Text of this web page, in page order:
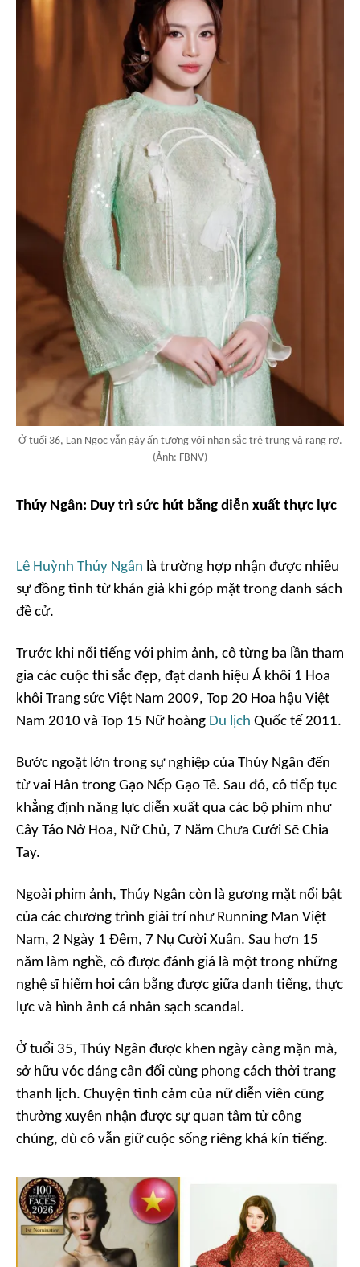
Ở tuổi 36, Lan Ngọc vẫn gây ấn tượng với nhan sắc trẻ trung và rạng rỡ.
(Ảnh: FBNV)
Thúy Ngân: Duy trì sức hút bằng diễn xuất thực lực
Lê Huỳnh Thúy Ngân là trường hợp nhận được nhiều
sự đồng tình từ khán giả khi góp mặt trong danh sách
đề cử.
Trước khi nổi tiếng với phim ảnh, cô từng ba lần tham
gia các cuộc thi sắc đẹp, đạt danh hiệu Á khôi 1 Hoa
khôi Trang sức Việt Nam 2009, Top 20 Hoa hậu Việt
Nam 2010 và Top 15 Nữ hoàng Du lịch Quốc tế 2011.
Bước ngoặt lớn trong sự nghiệp của Thúy Ngân đến
từ vai Hân trong Gạo Nếp Gạo Tẻ. Sau đó, cô tiếp tục
khẳng định năng lực diễn xuất qua các bộ phim như
Cây Táo Nở Hoa, Nữ Chủ, 7 Năm Chưa Cưới Sẽ Chia
Tay.
Ngoài phim ảnh, Thúy Ngân còn là gương mặt nổi bật
của các chương trình giải trí như Running Man Việt
Nam, 2 Ngày 1 Đêm, 7 Nụ Cười Xuân. Sau hơn 15
năm làm nghề, cô được đánh giá là một trong những
nghệ sĩ hiếm hoi cân bằng được giữa danh tiếng, thực
lực và hình ảnh cá nhân sạch scandal.
Ở tuổi 35, Thúy Ngân được khen ngày càng mặn mà,
sở hữu vóc dáng cân đối cùng phong cách thời trang
thanh lịch. Chuyện tình cảm của nữ diễn viên cũng
thường xuyên nhận được sự quan tâm từ công
chúng, dù cô vẫn giữ cuộc sống riêng khá kín tiếng.